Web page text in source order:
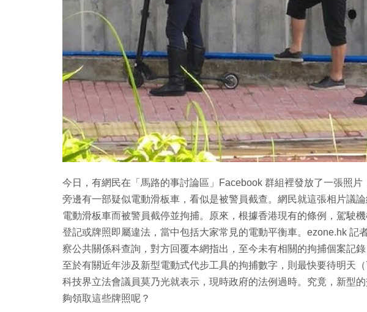
今日，有網民在「馬路的事討論區」Facebook 群組裡發放了一張照片
旁邊有一部疑似電動滑板車，看似是被警員截查。網民就這張相片議
電動滑板車而被警員截停並拘捕。原來，根據香港現有的條例，駕駛
登記或牌照即屬違法，當中包括大家常見的電動平衡車。ezone.hk 記
察公共關係科查詢，對方回覆本網指出，至今未有相關的拘捕個案記
至於有關近年涉及新型電動式代步工具的拘捕數字，則最快要待明天
科技界立法會議員莫乃光就表示，現時政府的法例過時。究竟，新型
夠領取這些牌照呢？